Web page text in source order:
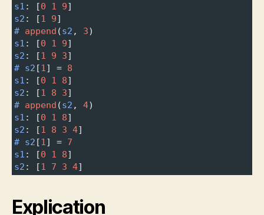
s1 : [0 1 9]
s2 : [1 9]
# append (s2 , 3)
s1 : [0 1 9]
s2 : [1 9 3]
# s2 [1 ] = 8
s1 : [0 1 8]
s2 : [1 8 3]
# append (s2 , 4)
s1 : [0 1 8]
s2 : [1 8 3 4]
# s2 [1 ] = 7
s1 : [0 1 8]
s2 : [1 7 3 4]
Explication